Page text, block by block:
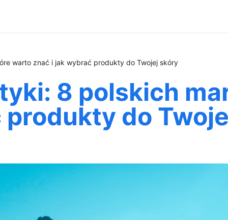
warto znać i jak wybrać produkty do Twojej skóry
8 polskich
do